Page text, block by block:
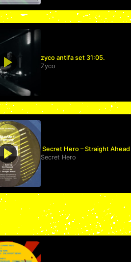
zyco antifa set 31:05.
Zyco
Secret Hero – Straight Ahead
Secret Hero